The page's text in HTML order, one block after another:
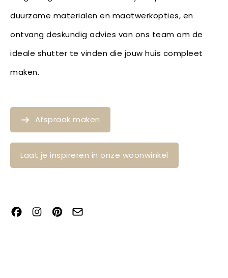
duurzame materialen en maatwerkopties, en
ontvang deskundig advies van ons team om de
ideale shutter te vinden die jouw huis compleet
maken.
Afspraak maken
Laat je inspireren in onze woonwinkel